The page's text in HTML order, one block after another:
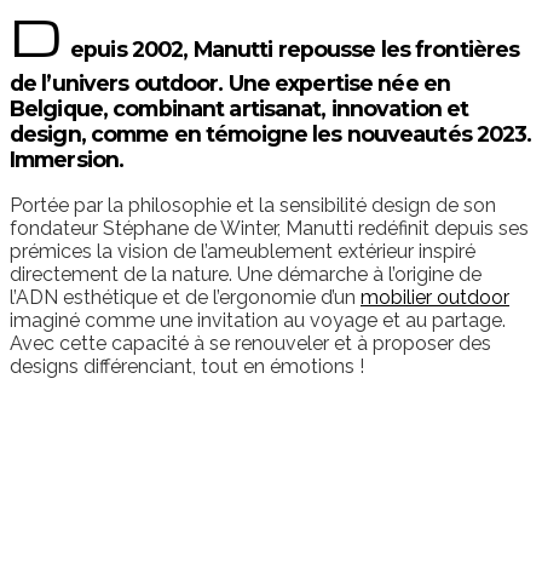
D epuis 2002, Manutti repousse les frontières
de l’univers outdoor. Une expertise née en
Belgique, combinant artisanat, innovation et
design, comme en témoigne les nouveautés 2023.
Immersion.
Portée par la philosophie et la sensibilité design de son
fondateur Stéphane de Winter, Manutti redéfinit depuis ses
prémices la vision de l’ameublement extérieur inspiré
directement de la nature. Une démarche à l’origine de
l’ADN esthétique et de l’ergonomie d’un mobilier outdoor
imaginé comme une invitation au voyage et au partage.
Avec cette capacité à se renouveler et à proposer des
designs différenciant, tout en émotions !